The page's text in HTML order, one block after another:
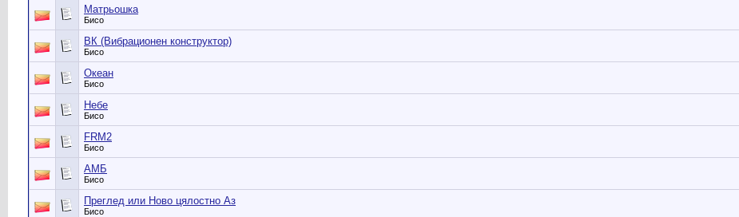
Матрьошка
Бисо
ВК (Вибрационен конструктор)
Бисо
Океан
Бисо
Небе
Бисо
FRM2
Бисо
АМБ
Бисо
Преглед или Ново цялостно Аз
Бисо